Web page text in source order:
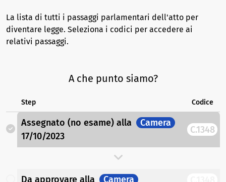
La lista di tutti i passaggi parlamentari dell'atto per
diventare legge. Seleziona i codici per accedere ai
relativi passaggi.
A che punto siamo?
Step Codice
Assegnato (no esame) alla
Camera
17/10/2023
C.1348
Da approvare alla Camera